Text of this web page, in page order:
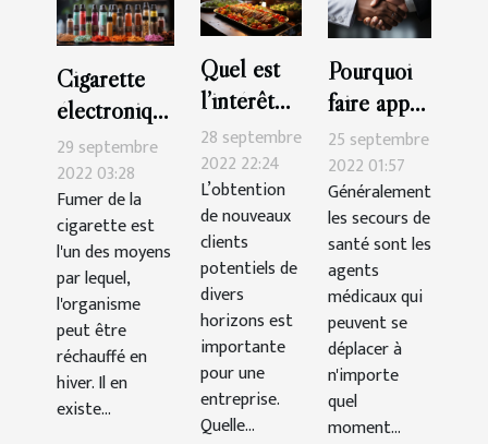
Cigarette
électronique
:Que faut-il
savoir ?
29 septembre
2022 03:28
Fumer de la
cigarette est
l'un des moyens
par lequel,
l'organisme
peut être
réchauffé en
hiver. Il en
existe...
Quel est
l’intérêt
d’un blog
de cuisine
?
28 septembre
2022 22:24
L’obtention
de nouveaux
clients
potentiels de
divers
horizons est
importante
pour une
entreprise.
Quelle...
Pourquoi
faire appel
à un
secours de
santé ?
25 septembre
2022 01:57
Généralement
les secours de
santé sont les
agents
médicaux qui
peuvent se
déplacer à
n'importe
quel
moment...